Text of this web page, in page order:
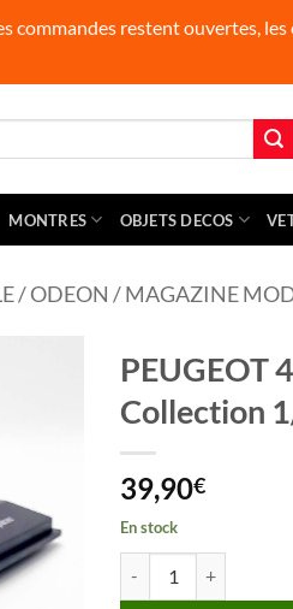
commandes restent ouvertes,
MONTRES OBJETS DECOS
/ ODEON / MAGAZINE
PEUGEOT
Collection
39,90€
En stock